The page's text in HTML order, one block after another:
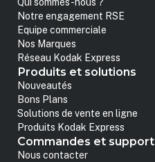
Notre engagement RSE
Equipe commerciale
Nos Marques
Réseau Kodak Express
Produits et solutions
Nouveautés
Bons Plans
Solutions de vente en ligne
Produits Kodak Express
Commandes et support
Nous contacter